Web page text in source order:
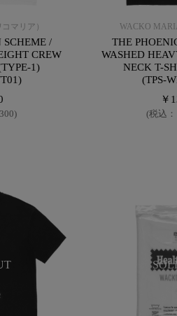
マリア）
/
CREW
1)
WACKO
THE
WASHED
NECK T-
(TPS-
￥
(税込